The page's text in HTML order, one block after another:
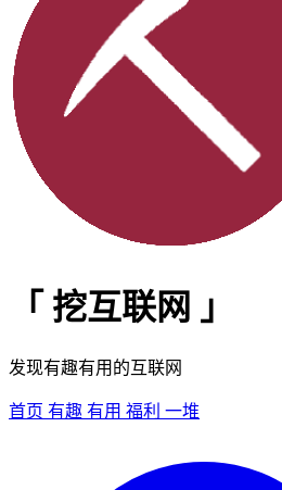
「 挖互联网 」
发现有趣有用的互联网
首页 有趣 有用 福利 一堆